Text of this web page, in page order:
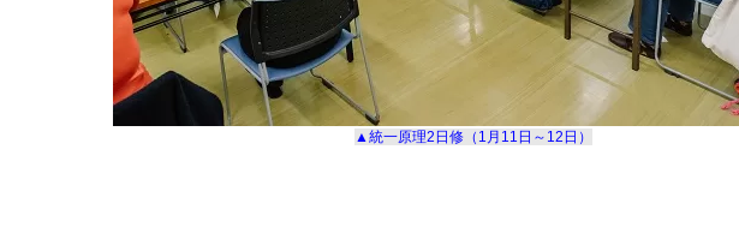
▲統一原理2 日修（ 1 月 11 日～ 12 日）